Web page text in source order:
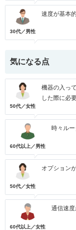
30代／男性
速度が基本
気になる点
50代／女性
機器の入っ
した際に必
60代以上／男性
時々ルー
50代／女性
オプション
60代以上／女性
通信速度